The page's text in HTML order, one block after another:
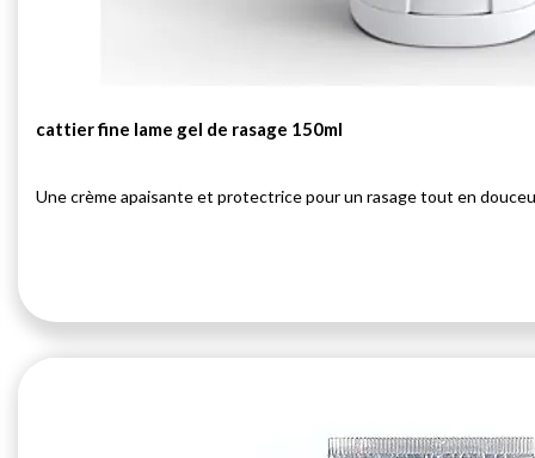
cattier fine lame gel de rasage 150ml
Une crème apaisante et protectrice pour un rasage tout en